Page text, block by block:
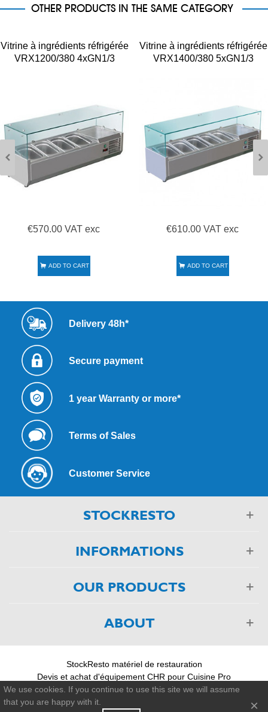
OTHER PRODUCTS IN THE SAME CATEGORY
Vitrine à ingrédients réfrigérée
VRX1200/380 4xGN1/3
€570.00 VAT exc
ADD TO CART
Vitrine à ingrédients réfrigérée
VRX1400/380 5xGN1/3
€610.00 VAT exc
ADD TO CART
Delivery 48h*
Secure payment
1 year Warranty or more*
Terms of Sales
Customer Service
STOCKRESTO
INFORMATIONS
OUR PRODUCTS
ABOUT
StockResto matériel de restauration
Devis et achat d'équipement CHR pour Cuisine Pro
03 88 75 55 55
We use cookies. If you continue to use this site we will assume
that you are happy with it.
×